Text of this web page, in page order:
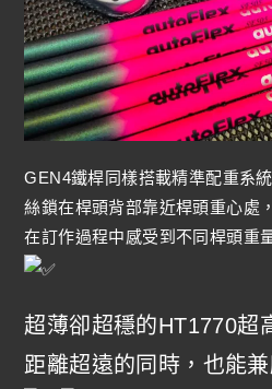
GEN4鐵桿同樣搭載精準配重系
絲鎖在桿頭背部靠近桿頭重心處
在訂作過程中感受到不同桿頭重
超薄卻超穩的HT1770超
距離超遠的同時，也能